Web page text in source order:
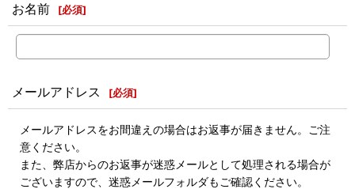
お名前 [必須]
メールアドレス [必須]
メールアドレスをお間違えの場合はお返事が届きません。ご注
意ください。
また、弊店からのお返事が迷惑メールとして処理される場合が
ございますので、迷惑メールフォルダもご確認ください。